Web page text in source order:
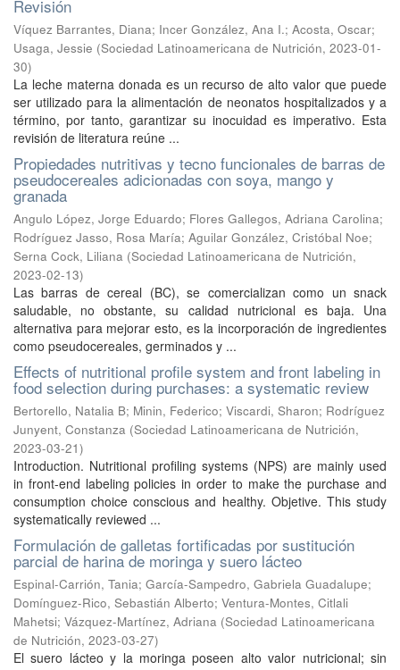
Revisión
Víquez Barrantes, Diana; Incer González, Ana I.; Acosta, Oscar;
Usaga, Jessie (Sociedad Latinoamericana de Nutrición, 2023-01-
30)
La leche materna donada es un recurso de alto valor que puede
ser utilizado para la alimentación de neonatos hospitalizados y a
término, por tanto, garantizar su inocuidad es imperativo. Esta
revisión de literatura reúne ...
Propiedades nutritivas y tecno funcionales de barras de
pseudocereales adicionadas con soya, mango y
granada
Angulo López, Jorge Eduardo; Flores Gallegos, Adriana Carolina;
Rodríguez Jasso, Rosa María; Aguilar González, Cristóbal Noe;
Serna Cock, Liliana (Sociedad Latinoamericana de Nutrición,
2023-02-13)
Las barras de cereal (BC), se comercializan como un snack
saludable, no obstante, su calidad nutricional es baja. Una
alternativa para mejorar esto, es la incorporación de ingredientes
como pseudocereales, germinados y ...
Effects of nutritional profile system and front labeling in
food selection during purchases: a systematic review
Bertorello, Natalia B; Minin, Federico; Viscardi, Sharon; Rodríguez
Junyent, Constanza (Sociedad Latinoamericana de Nutrición,
2023-03-21)
Introduction. Nutritional profiling systems (NPS) are mainly used
in front-end labeling policies in order to make the purchase and
consumption choice conscious and healthy. Objetive. This study
systematically reviewed ...
Formulación de galletas fortificadas por sustitución
parcial de harina de moringa y suero lácteo
Espinal-Carrión, Tania; García-Sampedro, Gabriela Guadalupe;
Domínguez-Rico, Sebastián Alberto; Ventura-Montes, Citlali
Mahetsi; Vázquez-Martínez, Adriana (Sociedad Latinoamericana
de Nutrición, 2023-03-27)
El suero lácteo y la moringa poseen alto valor nutricional; sin